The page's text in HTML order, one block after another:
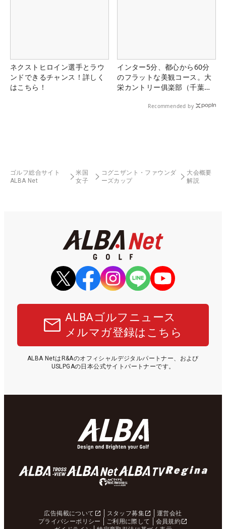
ネクストヒロイン選手とラウ
ンドできるチャンス！詳しく
はこちら！
インター5分、都心から60分
のフラットな美観コース。大
栄カントリー俱楽部（千葉
Recommended by
ゴルフ総合サイト
ALBA Net
米国
女子
コグニザント・ファウンダ
ーズカップ
大会概要
解説
ALBAゴルフニュース
メルマガ登録はこちら
ALBA NetはR&Aのオフィシャルデジタルパートナー、および
USLPGAの日本公式サイトパートナーです。
広告掲載について スタッフ募集
運営会社
プライバシーポリシー
ご利用に際して
会員規約